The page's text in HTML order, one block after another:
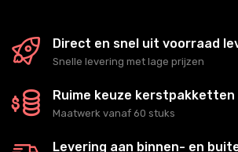
Direct en snel uit voorraad
Snelle levering met lage prijzen
Ruime keuze kerstpakketten
Maatwerk vanaf 60 stuks
Levering aan binnen- en